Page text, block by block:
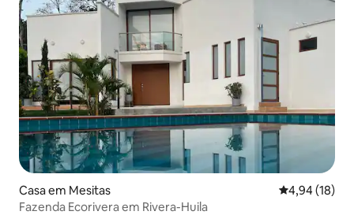
Casa em Mesitas Classificação
4,94 (18)
Fazenda Ecorivera em Rivera-Huila